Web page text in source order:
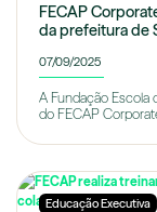
FECAP
da prefeitura de
07/09/2025
A Fundação Escola
do FECAP
Educação Executiva